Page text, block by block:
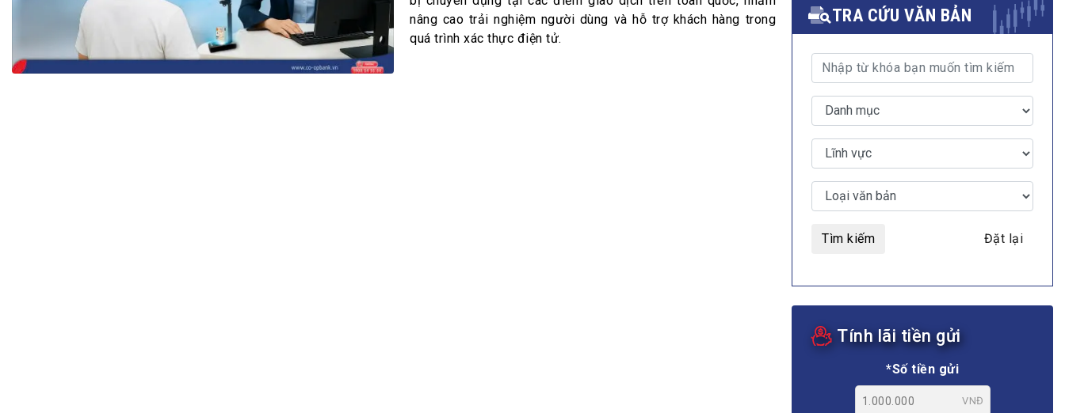
Bộ Chuẩn mực Đạo đức nghề nghiệp
Đấu giá tài sản
Thanh toán –Thẻ
Nhà quản trị
MULTIMEDIA
Video
E-magazines
nâng cao trải nghiệm người dùng và hỗ trợ khách hàng trong
quá trình xác thực điện tử.
TRA CỨU VĂN BẢN
Tìm kiếm Đặt lại
Tính lãi tiền gửi
*Số tiền gửi
VNĐ